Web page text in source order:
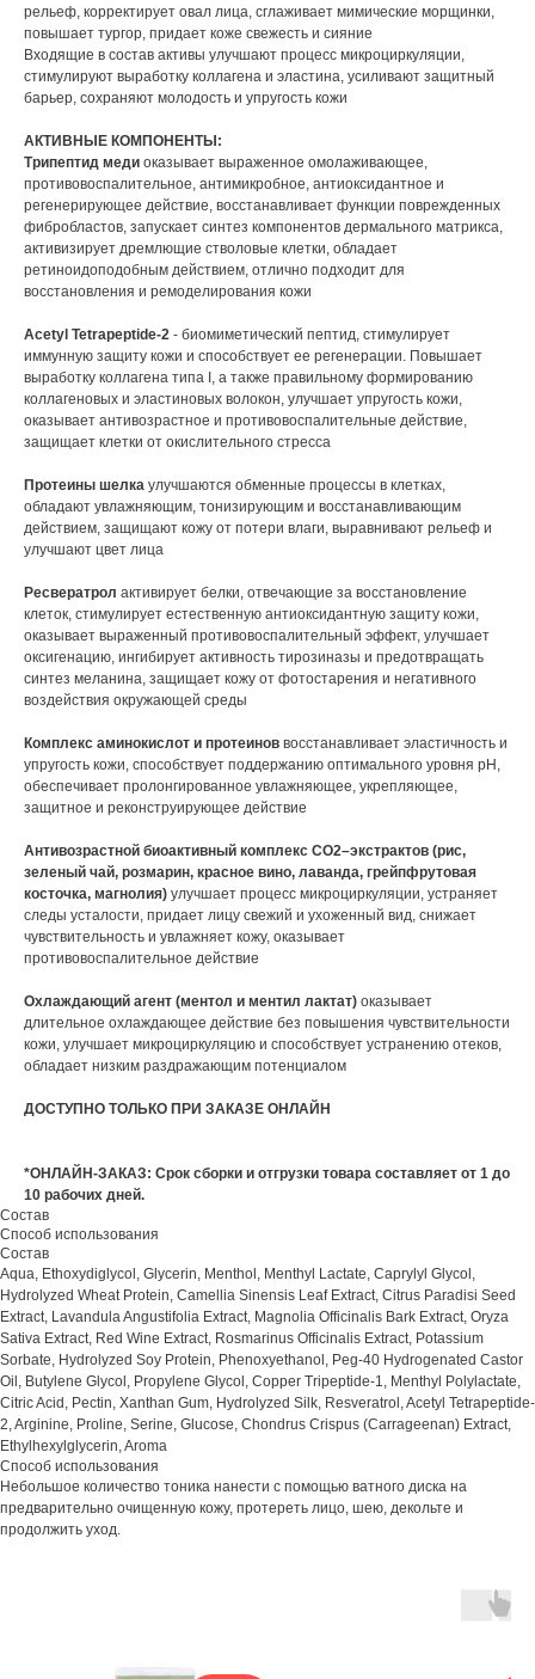
рельеф, корректирует овал лица, сглаживает мимические морщинки,
повышает тургор, придает коже свежесть и сияние
Входящие в состав активы улучшают процесс микроциркуляции,
стимулируют выработку коллагена и эластина, усиливают защитный
барьер, сохраняют молодость и упругость кожи
АКТИВНЫЕ КОМПОНЕНТЫ:
Трипептид меди оказывает выраженное омолаживающее,
противовоспалительное, антимикробное, антиоксидантное и
регенерирующее действие, восстанавливает функции поврежденных
фибробластов, запускает синтез компонентов дермального матрикса,
активизирует дремлющие стволовые клетки, обладает
ретиноидоподобным действием, отлично подходит для
восстановления и ремоделирования кожи
Acetyl Tetrapeptide-2 - биомиметический пептид, стимулирует
иммунную защиту кожи и способствует ее регенерации. Повышает
выработку коллагена типа I, а также правильному формированию
коллагеновых и эластиновых волокон, улучшает упругость кожи,
оказывает антивозрастное и противовоспалительные действие,
защищает клетки от окислительного стресса
Протеины шелка улучшаются обменные процессы в клетках,
обладают увлажняющим, тонизирующим и восстанавливающим
действием, защищают кожу от потери влаги, выравнивают рельеф и
улучшают цвет лица
Ресвератрол активирует белки, отвечающие за восстановление
клеток, стимулирует естественную антиоксидантную защиту кожи,
оказывает выраженный противовоспалительный эффект, улучшает
оксигенацию, ингибирует активность тирозиназы и предотвращать
синтез меланина, защищает кожу от фотостарения и негативного
воздействия окружающей среды
Комплекс аминокислот и протеинов восстанавливает эластичность и
упругость кожи, способствует поддержанию оптимального уровня pH,
обеспечивает пролонгированное увлажняющее, укрепляющее,
защитное и реконструирующее действие
Антивозрастной биоактивный комплекс СО2–экстрактов (рис,
зеленый чай, розмарин, красное вино, лаванда, грейпфрутовая
косточка, магнолия) улучшает процесс микроциркуляции, устраняет
следы усталости, придает лицу свежий и ухоженный вид, снижает
чувствительность и увлажняет кожу, оказывает
противовоспалительное действие
Охлаждающий агент (ментол и ментил лактат) оказывает
длительное охлаждающее действие без повышения чувствительности
кожи, улучшает микроциркуляцию и способствует устранению отеков,
обладает низким раздражающим потенциалом
ДОСТУПНО ТОЛЬКО ПРИ ЗАКАЗЕ ОНЛАЙН
*ОНЛАЙН-ЗАКАЗ: Срок сборки и отгрузки товара составляет от 1 до
10 рабочих дней.
Состав
Способ использования
Состав
Aqua, Ethoxydiglycol, Glycerin, Menthol, Menthyl Lactate, Caprylyl Glycol,
Hydrolyzed Wheat Protein, Camellia Sinensis Leaf Extract, Citrus Paradisi Seed
Extract, Lavandula Angustifolia Extract, Magnolia Officinalis Bark Extract, Oryza
Sativa Extract, Red Wine Extract, Rosmarinus Officinalis Extract, Potassium
Sorbate, Hydrolyzed Soy Protein, Phenoxyethanol, Peg-40 Hydrogenated Castor
Oil, Butylene Glycol, Propylene Glycol, Copper Tripeptide-1, Menthyl Polylactate,
Citric Acid, Pectin, Xanthan Gum, Hydrolyzed Silk, Resveratrol, Acetyl Tetrapeptide-
2, Arginine, Proline, Serine, Glucose, Chondrus Crispus (Carrageenan) Extract,
Ethylhexylglycerin, Aroma
Способ использования
Небольшое количество тоника нанести с помощью ватного диска на
предварительно очищенную кожу, протереть лицо, шею, декольте и
продолжить уход.